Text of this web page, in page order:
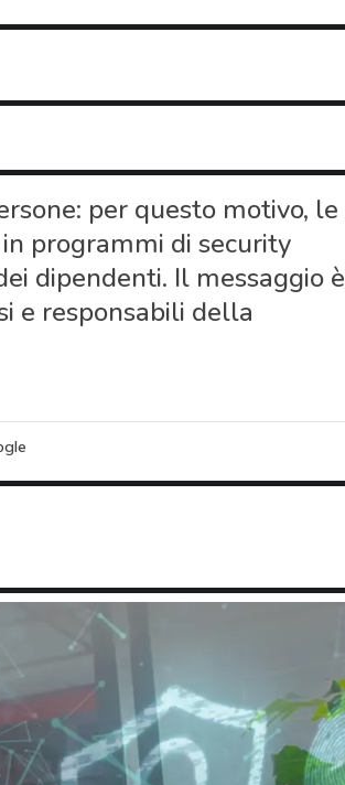
per questo motivo, le
programmi di security
dipendenti. Il messaggio è
e responsabili della